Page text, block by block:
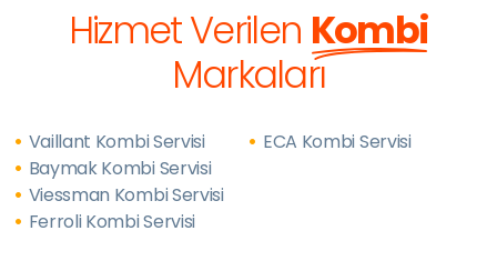
Hizmet Verilen Kombi
Markaları
Vaillant Kombi Servisi
ECA Kombi Servisi
Baymak Kombi Servisi
Viessman Kombi Servisi
Ferroli Kombi Servisi